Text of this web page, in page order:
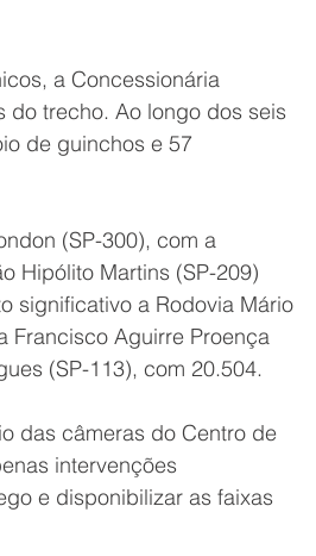
a Concessionária
do trecho. Ao longo dos seis
de guinchos e 57
(SP-300), com a
Hipólito Martins (SP-209)
significativo a Rodovia Mário
Francisco Aguirre Proença
(SP-113), com 20.504.
das câmeras do Centro de
intervenções
e disponibilizar as faixas